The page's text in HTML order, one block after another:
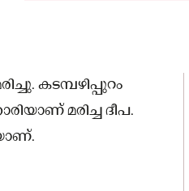
കടമ്പഴിപ്പുറം
മരിച്ച ദീപ.